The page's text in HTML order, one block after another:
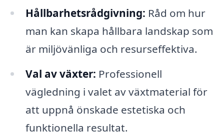
Hållbarhetsrådgivning: Råd om hur
man kan skapa hållbara landskap som
är miljövänliga och resurseffektiva.
Val av växter: Professionell
vägledning i valet av växtmaterial för
att uppnå önskade estetiska och
funktionella resultat.